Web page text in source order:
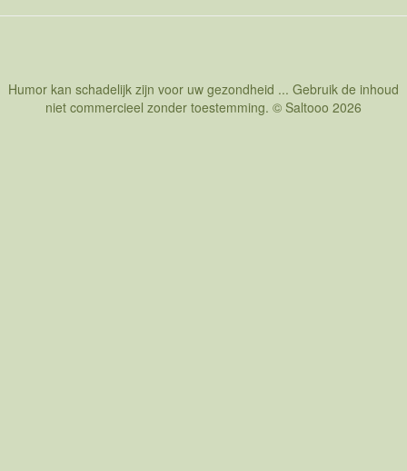
Humor kan schadelijk zijn voor uw gezondheid ... Gebruik de inhoud
niet commercieel zonder toestemming. © Saltooo 2026